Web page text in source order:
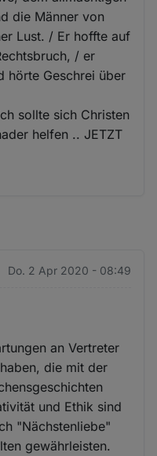
die Männer von
Lust. / Er hoffte auf
/ er
hörte Geschrei über
sollte sich Christen
helfen .. JETZT
Do. 2 Apr 2020 - 08:49
an Vertreter
die mit der
und Ethik sind
"Nächstenliebe"
gewährleisten.